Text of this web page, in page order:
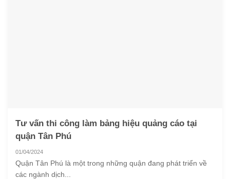
Tư vấn thi công làm bảng hiệu quảng cáo tại
quận Tân Phú
01/04/2024
Quận Tân Phú là một trong những quận đang phát triển về
các ngành dịch...